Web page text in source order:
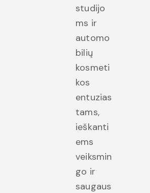
studijo
ms ir
automo
bilių
kosmeti
kos
entuzias
tams,
ieškanti
ems
veiksmin
go ir
saugaus